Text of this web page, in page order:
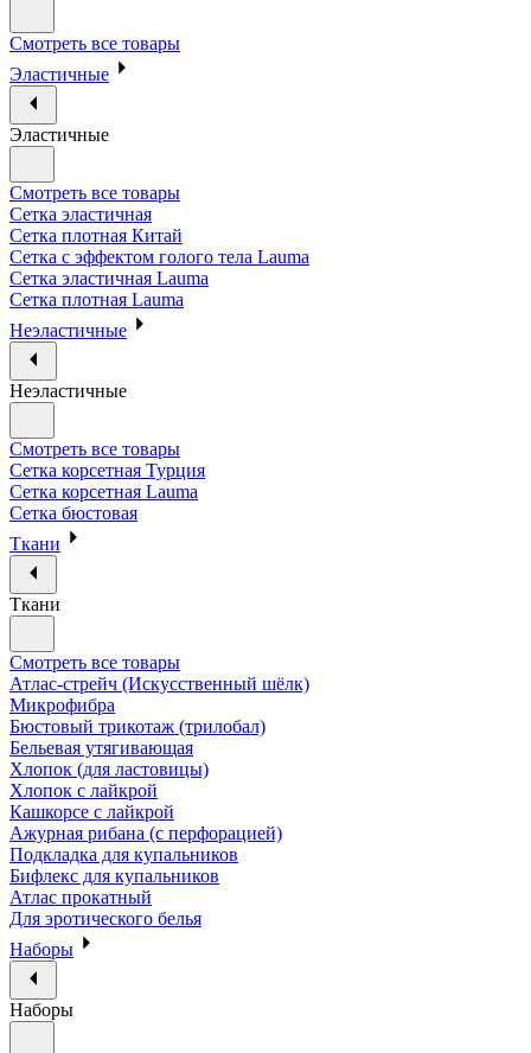
Смотреть все товары
Эластичные
Эластичные
Смотреть все товары
Сетка эластичная
Сетка плотная Китай
Сетка с эффектом голого тела Lauma
Сетка эластичная Lauma
Сетка плотная Lauma
Неэластичные
Неэластичные
Смотреть все товары
Сетка корсетная Турция
Сетка корсетная Lauma
Сетка бюстовая
Ткани
Ткани
Смотреть все товары
Атлас-стрейч (Искусственный шёлк)
Микрофибра
Бюстовый трикотаж (трилобал)
Бельевая утягивающая
Хлопок (для ластовицы)
Хлопок с лайкрой
Кашкорсе с лайкрой
Ажурная рибана (с перфорацией)
Подкладка для купальников
Бифлекс для купальников
Атлас прокатный
Для эротического белья
Наборы
Наборы